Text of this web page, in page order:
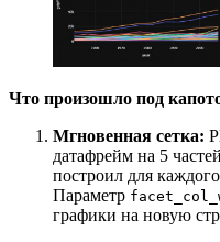
Что произошло под
Мгновенная сетка:
датафрейм на 5
построил для
Параметр
графики на новую